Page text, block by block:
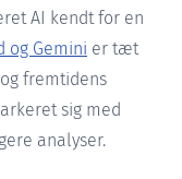
AI kendt for en
og Gemini er tæt
fremtidens
sig med
analyser.